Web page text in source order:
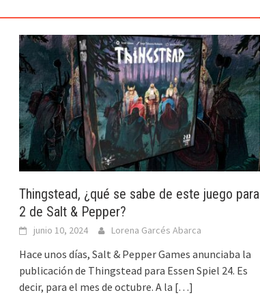
Thingstead, ¿qué se sabe de este juego para
2 de Salt & Pepper?
junio 10, 2024 Lorena Garcés Abarca
Hace unos días, Salt & Pepper Games anunciaba la
publicación de Thingstead para Essen Spiel 24. Es
decir, para el mes de octubre. A la […]